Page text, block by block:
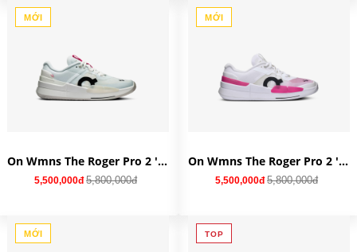
MỚI
On Wmns The Roger Pro 2 'Arctic Pink' 3WE10333496
5,500,000đ 5,800,000đ
MỚI
On Wmns The Roger Pro 2 'White Pink' 3WE10332626
5,500,000đ 5,800,000đ
MỚI TOP